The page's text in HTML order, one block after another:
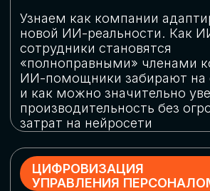
огромную статью затрат
ОБЛАЧНЫЕ ТЕХНОЛОГИИ
Подискутируем, какие облачные решения
существуют на рынке и почему
использование мультиоблачных моделей
не только снижает затраты, но и
«пересборки» бизнес-моделей